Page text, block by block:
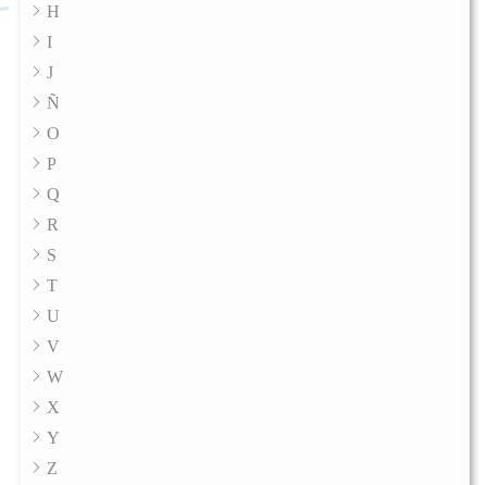
H
I
J
Ñ
O
P
Q
R
S
T
U
V
W
X
Y
Z